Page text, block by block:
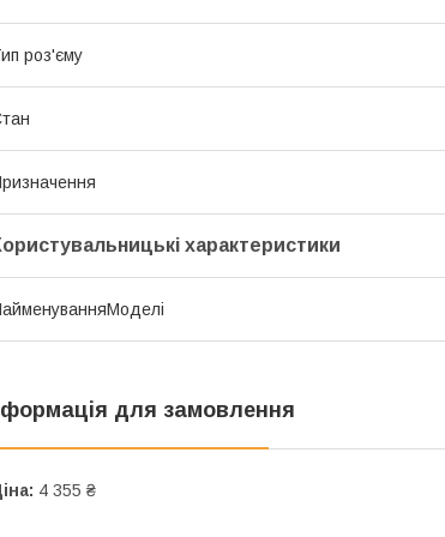
роз'єму
характеристики
для замовлення
4 355 ₴